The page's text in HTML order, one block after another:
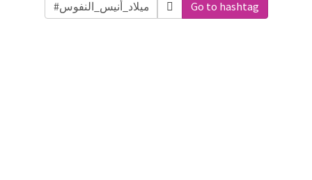
Go to hashtag